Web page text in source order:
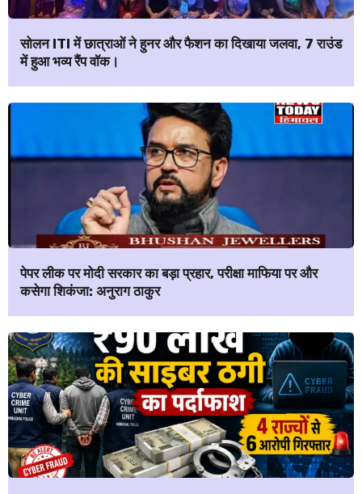
सोलन ITI में छात्राओं ने हुनर और फैशन का दिखाया जलवा, 7 राउंड
में हुआ भव्य रैंप वॉक।
पेपर लीक पर मोदी सरकार का बड़ा प्रहार, परीक्षा माफिया पर और
कसेगा शिकंजा: अनुराग ठाकुर